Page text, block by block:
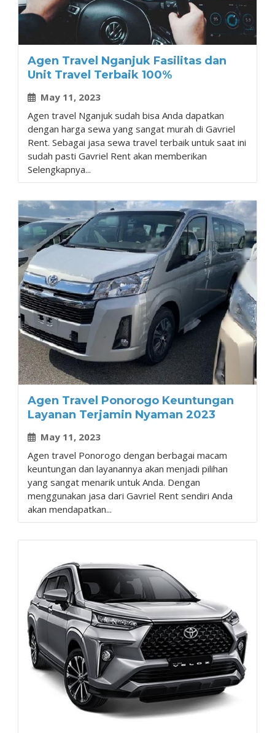
Agen Travel Nganjuk Fasilitas dan
Unit Travel Terbaik 100%
May 11, 2023
Agen travel Nganjuk sudah bisa Anda dapatkan
dengan harga sewa yang sangat murah di Gavriel
Rent. Sebagai jasa sewa travel terbaik untuk saat ini
sudah pasti Gavriel Rent akan memberikan
Selengkapnya...
Agen Travel Ponorogo Keuntungan
Layanan Terjamin Nyaman 2023
May 11, 2023
Agen travel Ponorogo dengan berbagai macam
keuntungan dan layanannya akan menjadi pilihan
yang sangat menarik untuk Anda. Dengan
menggunakan jasa dari Gavriel Rent sendiri Anda
akan mendapatkan...